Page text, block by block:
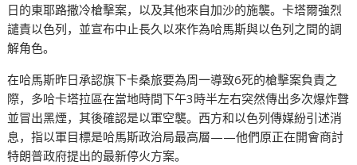
日的東耶路撒冷槍擊案，以及其他來自加沙的施襲。卡塔爾強烈
譴責以色列，並宣布中止長久以來作為哈馬斯與以色列之間的調
解角色。
在哈馬斯昨日承認旗下卡桑旅要為周一導致6死的槍擊案負責之
際，多哈卡塔拉區在當地時間下午3時半左右突然傳出多次爆炸聲
並冒出黑煙，其後確認是以軍空襲。西方和以色列傳媒紛引述消
息，指以軍目標是哈馬斯政治局最高層——他們原正在開會商討
特朗普政府提出的最新停火方案。